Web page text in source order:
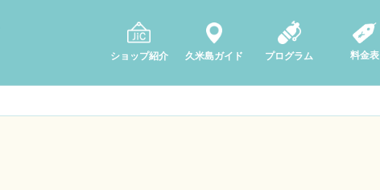
ショップ紹介 久米島ガイド プログラム 料金表